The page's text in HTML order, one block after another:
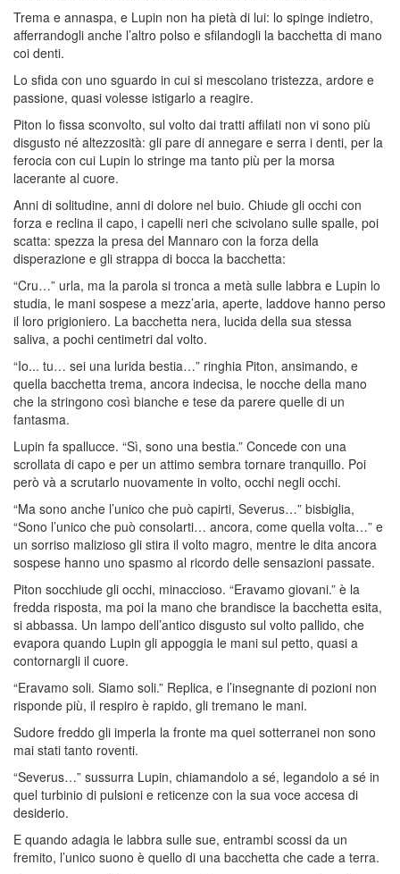
Trema e annaspa, e Lupin non ha pietà di lui: lo spinge indietro,
afferrandogli anche l’altro polso e sfilandogli la bacchetta di mano
coi denti.
Lo sfida con uno sguardo in cui si mescolano tristezza, ardore e
passione, quasi volesse istigarlo a reagire.
Piton lo fissa sconvolto, sul volto dai tratti affilati non vi sono più
disgusto né altezzosità: gli pare di annegare e serra i denti, per la
ferocia con cui Lupin lo stringe ma tanto più per la morsa
lacerante al cuore.
Anni di solitudine, anni di dolore nel buio. Chiude gli occhi con
forza e reclina il capo, i capelli neri che scivolano sulle spalle, poi
scatta: spezza la presa del Mannaro con la forza della
disperazione e gli strappa di bocca la bacchetta:
“Cru…” urla, ma la parola si tronca a metà sulle labbra e Lupin lo
studia, le mani sospese a mezz’aria, aperte, laddove hanno perso
il loro prigioniero. La bacchetta nera, lucida della sua stessa
saliva, a pochi centimetri dal volto.
“Io... tu… sei una lurida bestia…” ringhia Piton, ansimando, e
quella bacchetta trema, ancora indecisa, le nocche della mano
che la stringono così bianche e tese da parere quelle di un
fantasma.
Lupin fa spallucce. “Sì, sono una bestia.” Concede con una
scrollata di capo e per un attimo sembra tornare tranquillo. Poi
però và a scrutarlo nuovamente in volto, occhi negli occhi.
“Ma sono anche l’unico che può capirti, Severus…” bisbiglia,
“Sono l’unico che può consolarti… ancora, come quella volta…” e
un sorriso malizioso gli stira il volto magro, mentre le dita ancora
sospese hanno uno spasmo al ricordo delle sensazioni passate.
Piton socchiude gli occhi, minaccioso. “Eravamo giovani.” è la
fredda risposta, ma poi la mano che brandisce la bacchetta esita,
si abbassa. Un lampo dell’antico disgusto sul volto pallido, che
evapora quando Lupin gli appoggia le mani sul petto, quasi a
contornargli il cuore.
“Eravamo soli. Siamo soli.” Replica, e l’insegnante di pozioni non
risponde più, il respiro è rapido, gli tremano le mani.
Sudore freddo gli imperla la fronte ma quei sotterranei non sono
mai stati tanto roventi.
“Severus…” sussurra Lupin, chiamandolo a sé, legandolo a sé in
quel turbinio di pulsioni e reticenze con la sua voce accesa di
desiderio.
E quando adagia le labbra sulle sue, entrambi scossi da un
fremito, l’unico suono è quello di una bacchetta che cade a terra.